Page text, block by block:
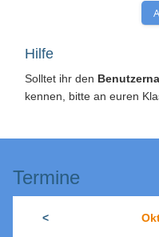
Hilfe
Solltet ihr den
kennen, bitte an euren
Termine
<